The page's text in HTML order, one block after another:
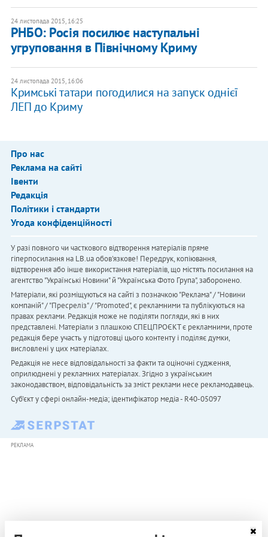
24 листопада 2015, 16:25
РНБО: Росія посилює наступальні
угруповання в Північному Криму
24 листопада 2015, 16:06
Кримські татари погодилися на запуск однієї
ЛЕП до Криму
Про нас
Реклама на сайті
Івенти
Редакція
Політики і стандарти
Угода конфіденційності
У разі повного чи часткового відтворення матеріалів пряме
гіперпосилання на LB.ua обов'язкове! Передрук, копіювання,
відтворення або інше використання матеріалів, що містять посилання на
агентство "Українськi Новини" й "Українська Фото Група", заборонено.
Матеріали, які розміщуються на сайті з позначкою "Реклама" / "Новини
компаній" / "Пресреліз" / "Promoted", є рекламними та публікуються на
правах реклами. Редакція може не поділяти погляди, які в них
представлені. Матеріали з плашкою СПЕЦПРОЄКТ є рекламними, проте
редакція бере участь у підготовці цього контенту і поділяє думки,
висловлені у цих матеріалах.
Редакція не несе відповідальності за факти та оціночні судження,
оприлюднені у рекламних матеріалах. Згідно з українським
законодавством, відповідальність за зміст реклами несе рекламодавець.
Cуб'єкт у сфері онлайн-медіа; ідентифікатор медіа - R40-05097
РЕКЛАМА